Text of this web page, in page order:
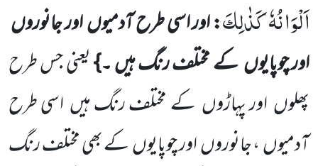
اَلْوَانُهٗ كَذٰلِكَ: اور اسی طرح آدمیوںاور جانوروں
اور چوپایوںکے مختلف رنگ ہیں ۔}یعنی جس طرح
پھلوںاور پہاڑوں کے مختلف رنگ ہیںاسی طرح
آدمیوں، جانوروںاورچوپایوںکے بھی مختلف رنگ